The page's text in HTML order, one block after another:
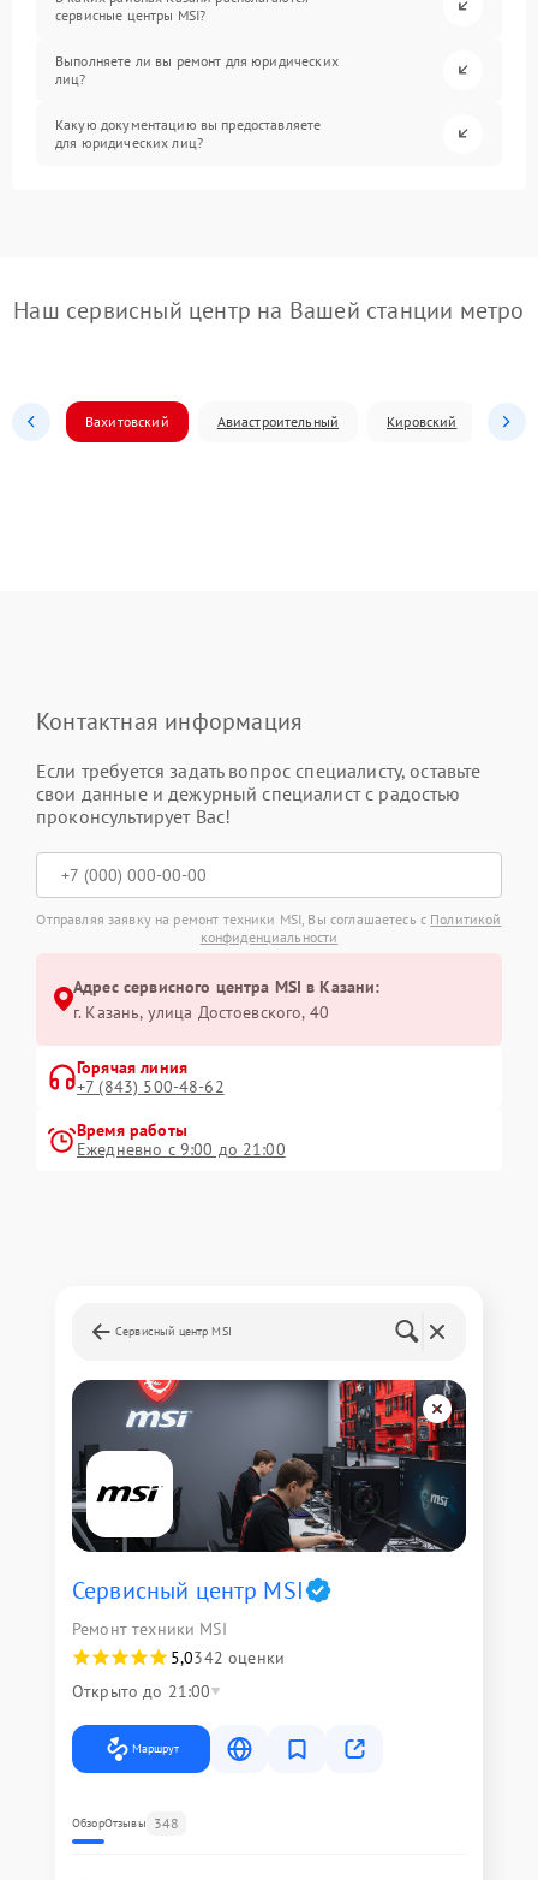
сервисные центры MSI?
Выполняете ли вы ремонт для юридических
лиц?
Какую документацию вы предоставляете
для юридических лиц?
Наш сервисный центр на Вашей станции метро
Вахитовский Авиастроительный Кировский
Контактная информация
Если требуется задать вопрос специалисту, оставьте
свои данные и дежурный специалист с радостью
проконсультирует Вас!
Отправляя заявку на ремонт техники MSI, Вы соглашаетесь с Политикой
конфиденциальности
Адрес сервисного центра MSI в Казани:
г. Казань, улица Достоевского, 40
Горячая линия
+7 (843) 500-48-62
Время работы
Ежедневно с 9:00 до 21:00
Сервисный центр MSI
Сервисный центр MSI
Ремонт техники MSI
5,0342 оценки
Открыто до 21:00
Маршрут
ОбзорОтзывы 348